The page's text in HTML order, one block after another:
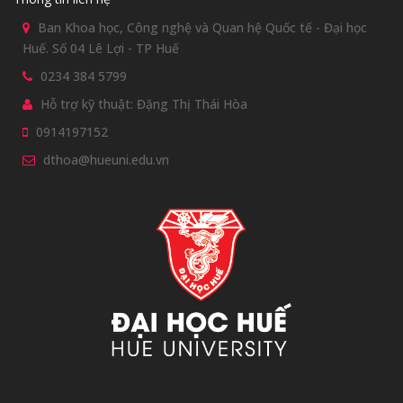
Ban Khoa học, Công nghệ và Quan hệ Quốc tế - Đại học
Huế. Số 04 Lê Lợi - TP Huế
0234 384 5799
Hỗ trợ kỹ thuật: Đặng Thị Thái Hòa
0914197152
dthoa@hueuni.edu.vn